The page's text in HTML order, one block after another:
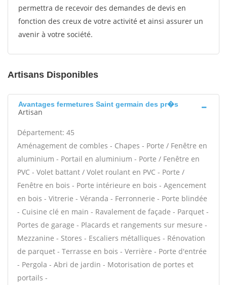
permettra de recevoir des demandes de devis en
fonction des creux de votre activité et ainsi assurer un
avenir à votre société.
Artisans Disponibles
Avantages fermetures Saint germain des pr�s
Artisan
Département: 45
Aménagement de combles - Chapes - Porte / Fenêtre en
aluminium - Portail en aluminium - Porte / Fenêtre en
PVC - Volet battant / Volet roulant en PVC - Porte /
Fenêtre en bois - Porte intérieure en bois - Agencement
en bois - Vitrerie - Véranda - Ferronnerie - Porte blindée
- Cuisine clé en main - Ravalement de façade - Parquet -
Portes de garage - Placards et rangements sur mesure -
Mezzanine - Stores - Escaliers métalliques - Rénovation
de parquet - Terrasse en bois - Verrière - Porte d'entrée
- Pergola - Abri de jardin - Motorisation de portes et
portails -